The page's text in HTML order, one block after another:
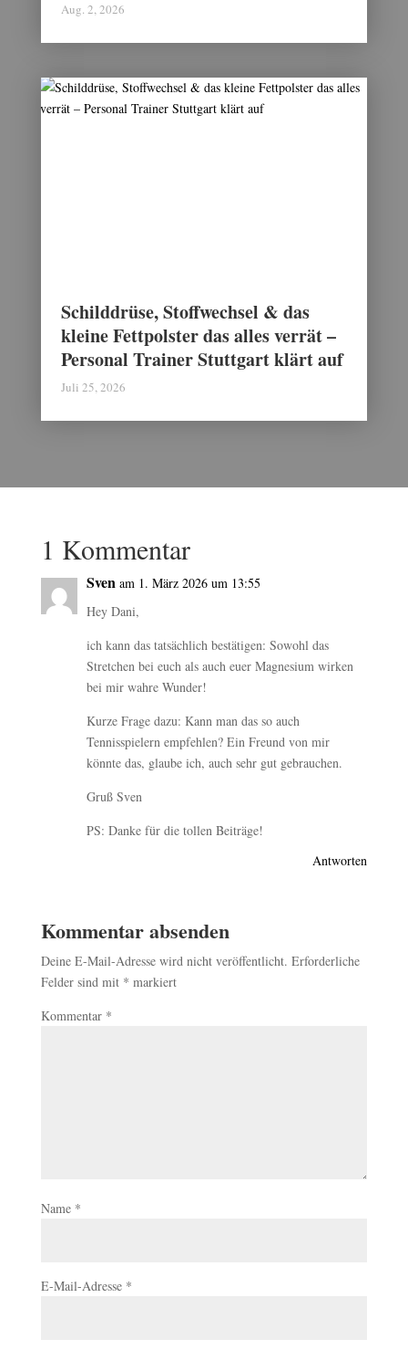
Aug. 2, 2026
Schilddrüse, Stoffwechsel & das
kleine Fettpolster das alles verrät –
Personal Trainer Stuttgart klärt auf
Juli 25, 2026
1 Kommentar
Sven am 1. März 2026 um 13:55
Hey Dani,
ich kann das tatsächlich bestätigen: Sowohl das
Stretchen bei euch als auch euer Magnesium wirken
bei mir wahre Wunder!
Kurze Frage dazu: Kann man das so auch
Tennisspielern empfehlen? Ein Freund von mir
könnte das, glaube ich, auch sehr gut gebrauchen.
Gruß Sven
PS: Danke für die tollen Beiträge!
Antworten
Kommentar absenden
Deine E-Mail-Adresse wird nicht veröffentlicht. Erforderliche
Felder sind mit * markiert
Kommentar *
Name *
E-Mail-Adresse *